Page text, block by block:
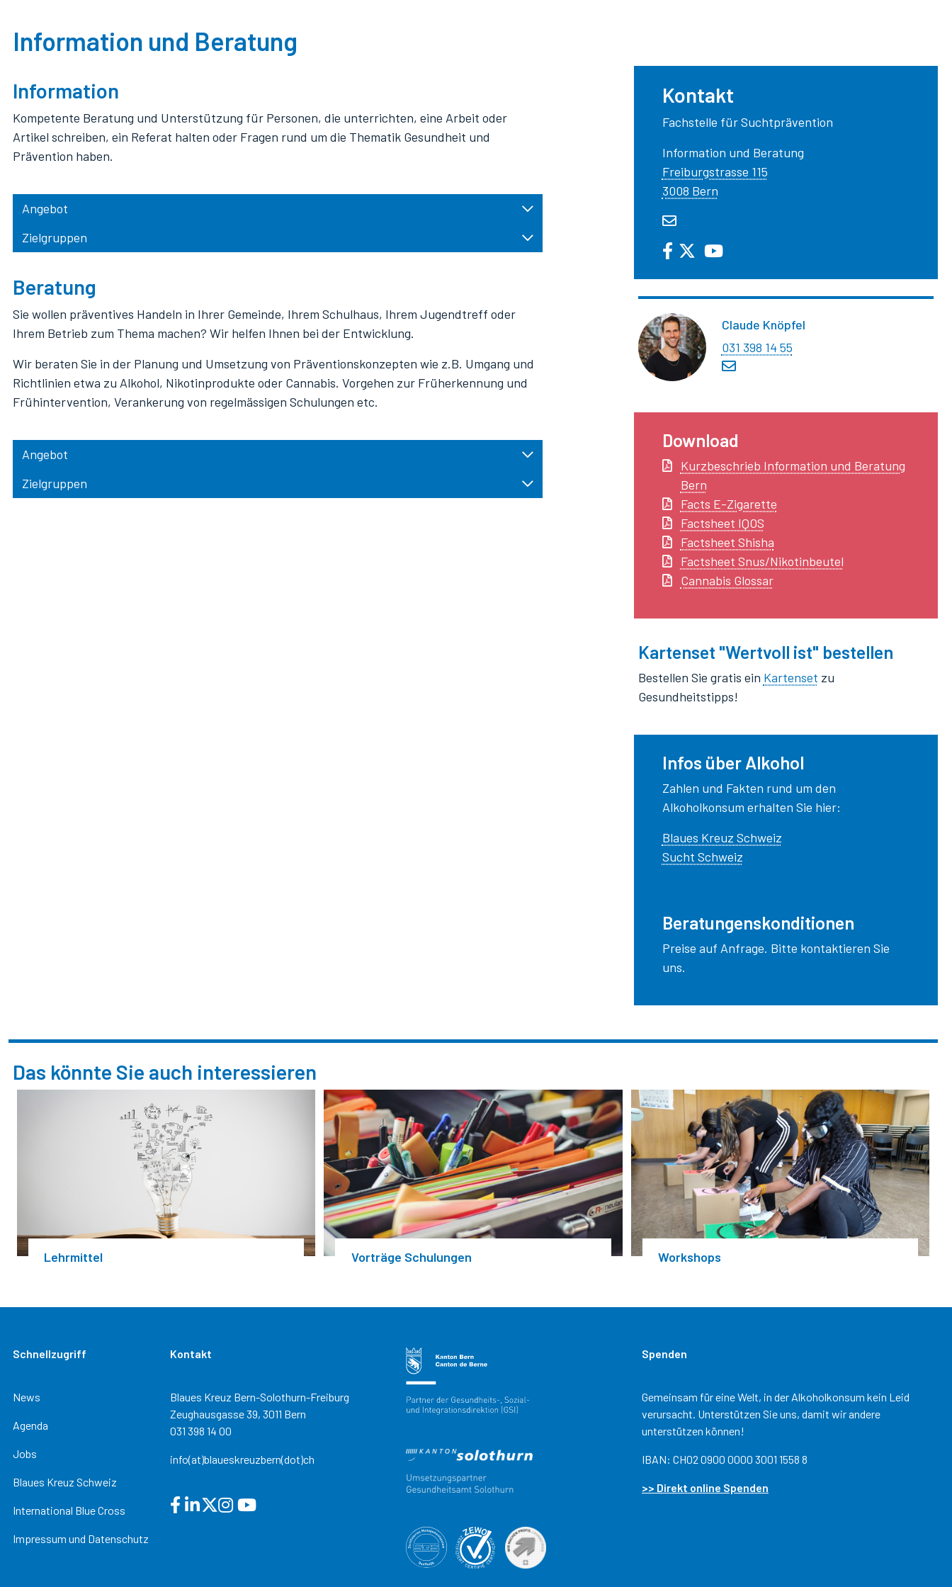
Jobs
Jugendschutz
roundabout
timeout
Vorträge Schulungen
Workshops
Treuhand
Information und Beratung
Information
Kompetente Beratung und Unterstützung für Personen, die unterrichten, eine Arbeit oder
Artikel schreiben, ein Referat halten oder Fragen rund um die Thematik Gesundheit und
Prävention haben.
Angebot
Zielgruppen
Beratung
Sie wollen präventives Handeln in Ihrer Gemeinde, Ihrem Schulhaus, Ihrem Jugendtreff oder
Ihrem Betrieb zum Thema machen? Wir helfen Ihnen bei der Entwicklung.
Wir beraten Sie in der Planung und Umsetzung von Präventionskonzepten wie z.B. Umgang und
Richtlinien etwa zu Alkohol, Nikotinprodukte oder Cannabis. Vorgehen zur Früherkennung und
Frühintervention, Verankerung von regelmässigen Schulungen etc.
Angebot
Zielgruppen
Kontakt
Fachstelle für Suchtprävention
Information und Beratung
Freiburgstrasse 115
3008 Bern
Claude Knöpfel
031 398 14 55
Download
Kurzbeschrieb Information und Beratung
Bern
Facts E-Zigarette
Factsheet IQOS
Factsheet Shisha
Factsheet Snus/Nikotinbeutel
Cannabis Glossar
Kartenset "Wertvoll ist" bestellen
Bestellen Sie gratis ein Kartenset zu
Gesundheitstipps!
Infos über Alkohol
Zahlen und Fakten rund um den
Alkoholkonsum erhalten Sie hier:
Blaues Kreuz Schweiz
Sucht Schweiz
Beratungenskonditionen
Preise auf Anfrage. Bitte kontaktieren Sie
uns.
Das könnte Sie auch interessieren
Lehrmittel Vorträge Schulungen Workshops
Schnellzugriff
News
Agenda
Jobs
Blaues Kreuz Schweiz
International Blue Cross
Impressum und Datenschutz
Kontakt
Blaues Kreuz Bern-Solothurn-Freiburg
Zeughausgasse 39, 3011 Bern
031 398 14 00
info(at)blaueskreuzbern(dot)ch
Spenden
Gemeinsam für eine Welt, in der Alkoholkonsum kein Leid
verursacht. Unterstützen Sie uns, damit wir andere
unterstützen können!
IBAN: CH02 0900 0000 3001 1558 8
>> Direkt online Spenden